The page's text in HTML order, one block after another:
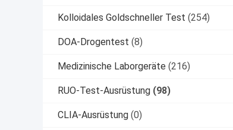
Kolloidales Goldschneller Test (254)
DOA-Drogentest (8)
Medizinische Laborgeräte (216)
RUO-Test-Ausrüstung (98)
CLIA-Ausrüstung (0)